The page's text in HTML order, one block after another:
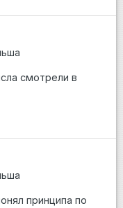
смотрели в
принципа по